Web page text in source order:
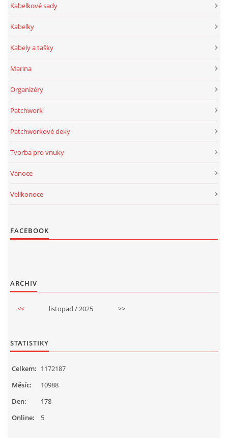
Kabelkové sady
Kabelky
Kabely a tašky
Marina
Organizéry
Patchwork
Patchworkové deky
Tvorba pro vnuky
Vánoce
Velikonoce
FACEBOOK
ARCHIV
<< listopad / 2025 >>
STATISTIKY
Online: 5
Celkem: 1172187
Měsíc:
10988
Den:
178